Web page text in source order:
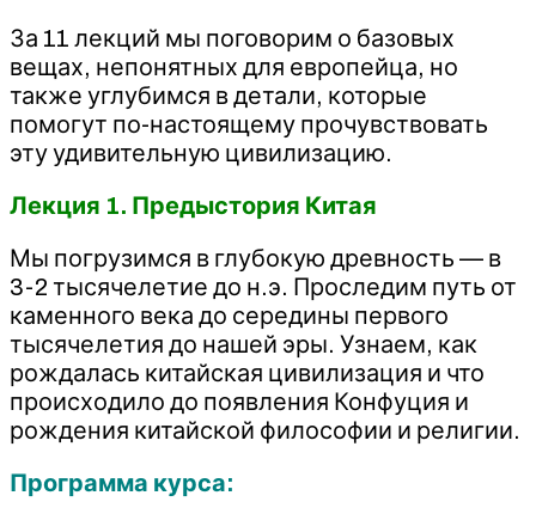
За 11 лекций мы поговорим о базовых
вещах, непонятных для европейца, но
также углубимся в детали, которые
помогут по-настоящему прочувствовать
эту удивительную цивилизацию.
Лекция 1. Предыстория Китая
Мы погрузимся в глубокую древность — в
3-2 тысячелетие до н.э. Проследим путь от
каменного века до середины первого
тысячелетия до нашей эры. Узнаем, как
рождалась китайская цивилизация и что
происходило до появления Конфуция и
рождения китайской философии и религии.
Программа курса: